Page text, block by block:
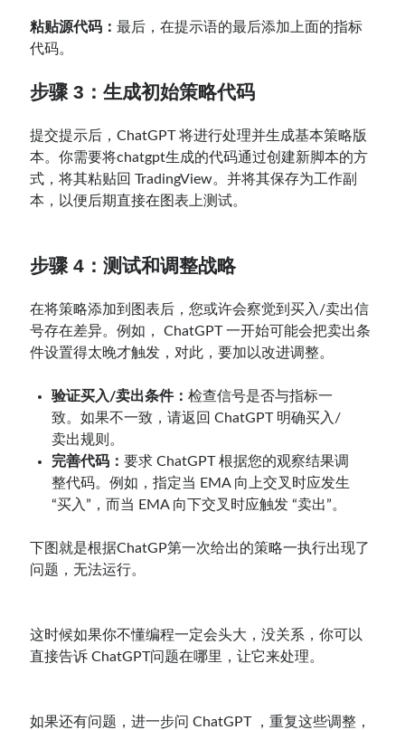
粘贴源代码：最后，在提示语的最后添加上面的指标
代码。
步骤 3：生成初始策略代码
提交提示后，ChatGPT 将进行处理并生成基本策略版
本。你需要将chatgpt生成的代码通过创建新脚本的方
式，将其粘贴回 TradingView。并将其保存为工作副
本，以便后期直接在图表上测试。
步骤 4：测试和调整战略
在将策略添加到图表后，您或许会察觉到买入/卖出信
号存在差异。例如， ChatGPT 一开始可能会把卖出条
件设置得太晚才触发，对此，要加以改进调整。
验证买入/卖出条件：检查信号是否与指标一
致。如果不一致，请返回 ChatGPT 明确买入/
卖出规则。
完善代码：要求 ChatGPT 根据您的观察结果调
整代码。例如，指定当 EMA 向上交叉时应发生
“买入”，而当 EMA 向下交叉时应触发 “卖出”。
下图就是根据ChatGP第一次给出的策略一执行出现了
问题，无法运行。
这时候如果你不懂编程一定会头大，没关系，你可以
直接告诉 ChatGPT问题在哪里，让它来处理。
如果还有问题，进一步问 ChatGPT ，重复这些调整，